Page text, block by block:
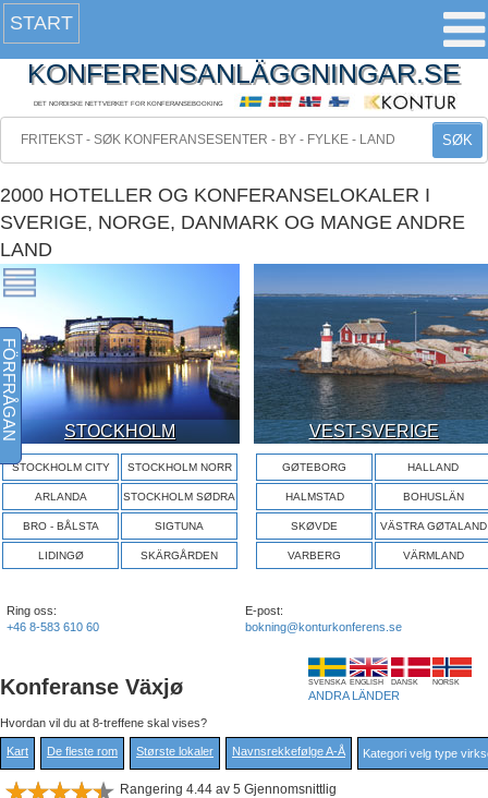
START
KONFERENSANLÄGGNINGAR.SE
DET NORDISKE NETTVERKET FOR KONFERANSEBOOKING
SØK
2000 HOTELLER OG KONFERANSELOKALER I
SVERIGE, NORGE, DANMARK OG MANGE ANDRE
LAND
STOCKHOLM
STOCKHOLM CITY STOCKHOLM NORR
ARLANDA STOCKHOLM SØDRA
BRO - BÅLSTA SIGTUNA
LIDINGØ SKÄRGÅRDEN
VEST-SVERIGE
GØTEBORG HALLAND
HALMSTAD BOHUSLÄN
SKØVDE VÄSTRA GØTALAND
VARBERG VÄRMLAND
Ring oss:
+46 8-583 610 60
E-post:
bokning@konturkonferens.se
Konferanse Växjø SVENSKA ENGLISH DANSK NORSK
ANDRA LÄNDER
Hvordan vil du at 8-treffene skal vises?
Kart De fleste rom Største lokaler Navnsrekkefølge A-Å
Rangering 4.44 av 5 Gjennomsnittlig
FÖRFRÅGAN